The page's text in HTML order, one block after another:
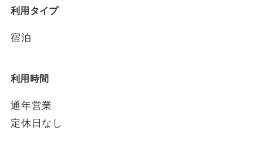
利用タイプ
宿泊
利用時間
通年営業
定休日なし